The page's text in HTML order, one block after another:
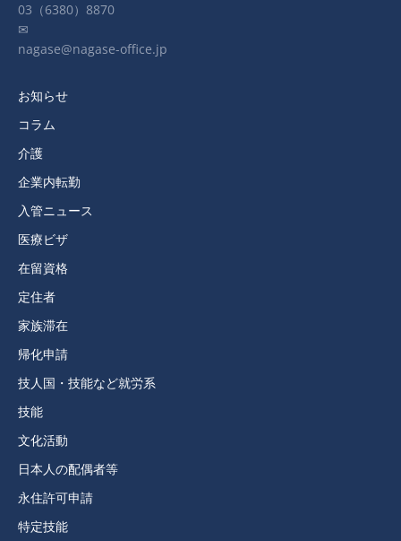
03（6380）8870
✉
nagase@nagase-office.jp
お知らせ
コラム
介護
企業内転勤
入管ニュース
医療ビザ
在留資格
定住者
家族滞在
帰化申請
技人国・技能など就労系
技能
文化活動
日本人の配偶者等
永住許可申請
特定技能